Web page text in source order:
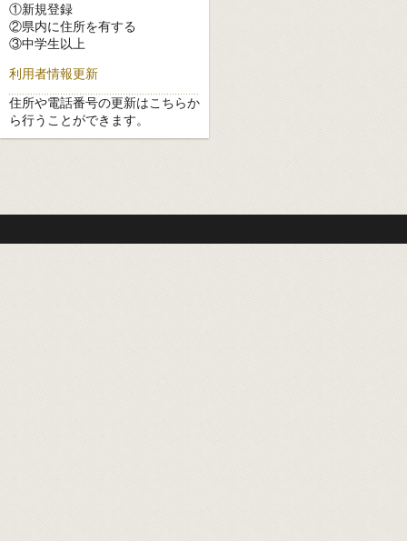
①新規登録
②県内に住所を有する
③中学生以上
利用者情報更新
住所や電話番号の更新はこちらか
ら行うことができます。